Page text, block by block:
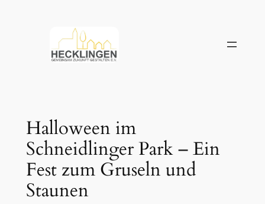
Halloween im
Schneidlinger Park – Ein
Fest zum Gruseln und
Staunen